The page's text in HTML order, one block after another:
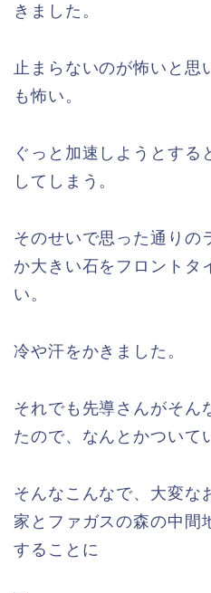
きました。
止まらないのが怖いと思
も怖い。
ぐっと加速しようとする
してしまう。
そのせいで思った通りの
か大きい石をフロントタ
い。
冷や汗をかきました。
それでも先導さんがそん
たので、なんとかついて
そんなこんなで、大変な
家とファガスの森の中間
することに